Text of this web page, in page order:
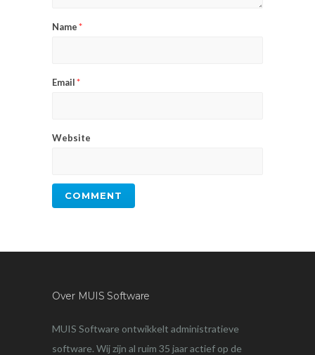
Name*
Email*
Website
Over MUIS Software
MUIS Software ontwikkelt administratieve
software. Wij zijn al ruim 35 jaar actief op de